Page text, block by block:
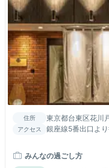
住所 東京都台東区花川
アクセス
銀座線5番出口よ
みんなの過ごし方